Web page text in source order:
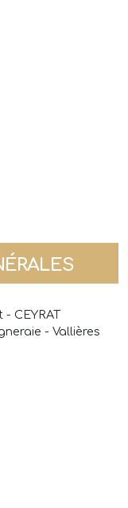
- CEYRAT
- Vallières